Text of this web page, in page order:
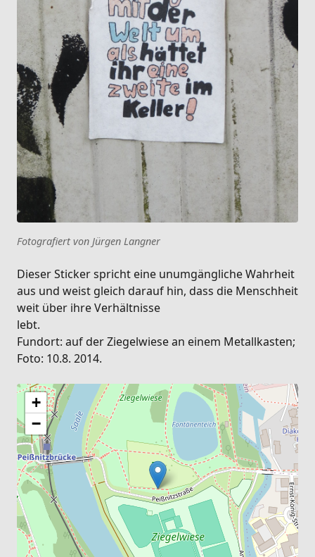
Fotografiert von Jürgen Langner
Dieser Sticker spricht eine unumgängliche Wahrheit
aus und weist gleich darauf hin, dass die Menschheit
weit über ihre Verhältnisse
lebt.
Fundort: auf der Ziegelwiese an einem Metallkasten;
Foto: 10.8. 2014.
+
−